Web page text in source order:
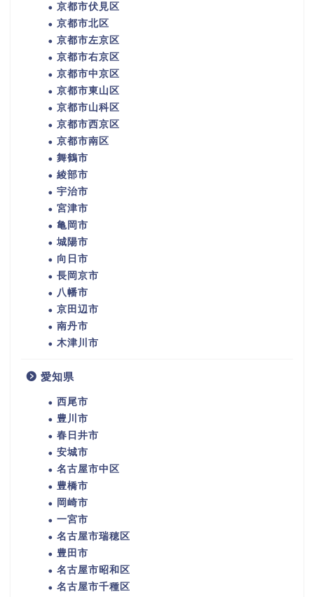
京都市伏見区
京都市北区
京都市左京区
京都市右京区
京都市中京区
京都市東山区
京都市山科区
京都市西京区
京都市南区
舞鶴市
綾部市
宇治市
宮津市
亀岡市
城陽市
向日市
長岡京市
八幡市
京田辺市
南丹市
木津川市
愛知県
西尾市
豊川市
春日井市
安城市
名古屋市中区
豊橋市
岡崎市
一宮市
名古屋市瑞穂区
豊田市
名古屋市昭和区
名古屋市千種区